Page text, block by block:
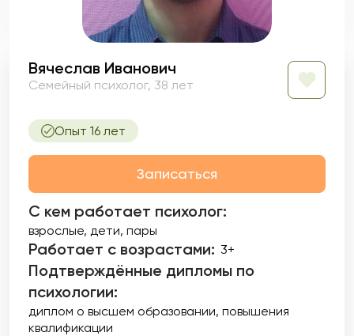
Вячеслав Иванович
Семейный психолог, 38 лет
Опыт 16 лет
Записаться
С кем работает психолог:
взрослые, дети, пары
Работает с возрастами: 3+
Подтверждённые дипломы по
психологии:
диплом о высшем образовании повышения
квалификации